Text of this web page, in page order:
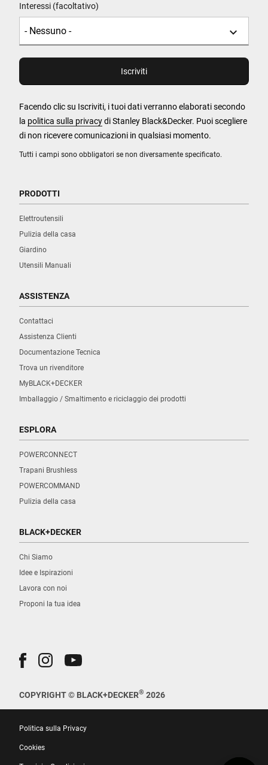
Tutti i campi sono obbligatori se non diversamente specificato.
Interessi (facoltativo)
Facendo clic su Iscriviti, i tuoi dati verranno elaborati secondo
la politica sulla privacydi Stanley Black&Decker. Puoi scegliere
di non ricevere comunicazioni in qualsiasi momento.
PRODOTTI
Elettroutensili
Pulizia della casa
Giardino
Utensili Manuali
ASSISTENZA
Contattaci
Assistenza Clienti
Documentazione Tecnica
Trova un rivenditore
MyBLACK+DECKER
Imballaggio / Smaltimento e riciclaggio dei prodotti
ESPLORA
POWERCONNECT
Trapani Brushless
POWERCOMMAND
Pulizia della casa
BLACK+DECKER
Chi Siamo
Idee e Ispirazioni
Lavora con noi
Proponi la tua idea
COPYRIGHT © BLACK+DECKER® 2026
Politica sulla Privacy
Cookies